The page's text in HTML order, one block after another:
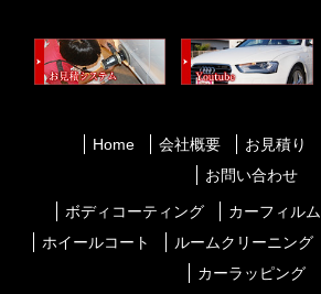
Home 会社概要 お見積り
お問い合わせ
ボディコーティング カーフィルム
ホイールコート
ルームクリーニング
カーラッピング